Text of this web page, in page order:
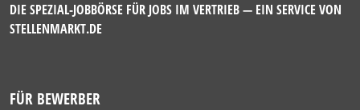
DIE SPEZIAL-JOBBÖRSE FÜR JOBS IM VERTRIEB — EIN SERVICE VON
STELLENMARKT.DE
FÜR BEWERBER